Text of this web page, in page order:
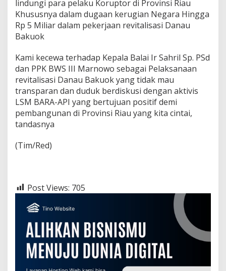
lindungi para pelaku Koruptor di Provinsi Riau
Khususnya dalam dugaan kerugian Negara Hingga
Rp 5 Miliar dalam pekerjaan revitalisasi Danau
Bakuok
Kami kecewa terhadap Kepala Balai Ir Sahril Sp. PSd
dan PPK BWS III Marnowo sebagai Pelaksanaan
revitalisasi Danau Bakuok yang tidak mau
transparan dan duduk berdiskusi dengan aktivis
LSM BARA-API yang bertujuan positif demi
pembangunan di Provinsi Riau yang kita cintai,
tandasnya
(Tim/Red)
Post Views: 705